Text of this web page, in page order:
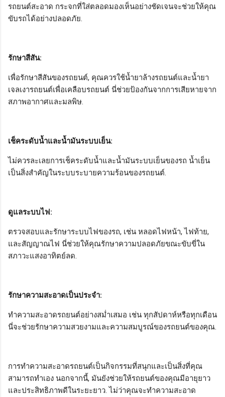
รถยนต์สะอาด กระจกที่ใส่ตลอดมองเห็นอย่างชัดเจนจะช่วยให้คุณ
ขับรถได้อย่างปลอดภัย.
รักษาสีสัน:
เพื่อรักษาสีสันของรถยนต์, คุณควรใช้น้ำยาล้างรถยนต์และน้ำยา
เจลเงารถยนต์เพื่อเคลือบรถยนต์ นี่ช่วยป้องกันจากการเสียหายจาก
สภาพอากาศและมลพิษ.
เช็คระดับน้ำและน้ำมันระบบเย็น:
ไม่ควรละเลยการเช็คระดับน้ำและน้ำมันระบบเย็นของรถ น้ำเย็น
เป็นสิ่งสำคัญในระบบระบายความร้อนของรถยนต์.
ดูแลระบบไฟ:
ตรวจสอบและรักษาระบบไฟของรถ, เช่น หลอดไฟหน้า, ไฟท้าย,
และสัญญาณไฟ นี่ช่วยให้คุณรักษาความปลอดภัยขณะขับขี่ใน
สภาวะแสงอาทิตย์ลด.
รักษาความสะอาดเป็นประจำ:
ทำความสะอาดรถยนต์อย่างสม่ำเสมอ เช่น ทุกสัปดาห์หรือทุกเดือน
นี่จะช่วยรักษาความสวยงามและความสมบูรณ์ของรถยนต์ของคุณ.
การทำความสะอาดรถยนต์เป็นกิจกรรมที่สนุกและเป็นสิ่งที่คุณ
สามารถทำเอง นอกจากนี้, มันยังช่วยให้รถยนต์ของคุณมีอายุยาว
และประสิทธิภาพดีในระยะยาว. ไม่ว่าคุณจะทำความสะอาด